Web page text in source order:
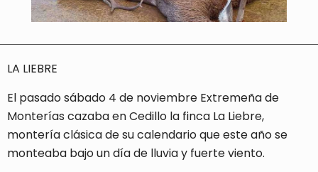
LA LIEBRE
El pasado sábado 4 de noviembre Extremeña de
Monterías cazaba en Cedillo la finca La Liebre,
montería clásica de su calendario que este año se
monteaba bajo un día de lluvia y fuerte viento.